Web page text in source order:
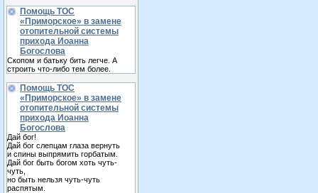
Помощь ТОС
«Приморское» в замене
отопительной системы
прихода Иоанна
Богослова
Скопом и батьку бить легче. А
строить что-либо тем более.
Помощь ТОС
«Приморское» в замене
отопительной системы
прихода Иоанна
Богослова
Дай бог!
Дай бог слепцам глаза вернуть
и спины выпрямить горбатым.
Дай бог быть богом хоть чуть-
чуть,
но быть нельзя чуть-чуть
распятым.